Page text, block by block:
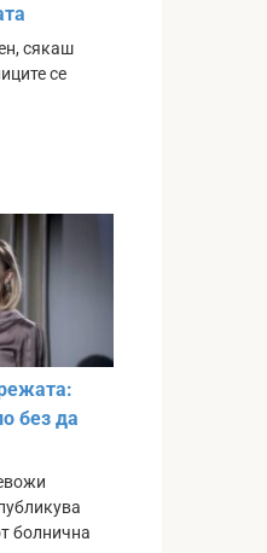
сякаш
се
без да
болнична